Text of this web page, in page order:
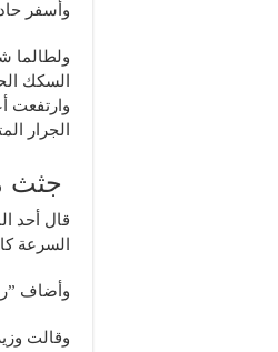
وأسفر حادث
ولطالما
السكك
وارتفعت
الجرار
جثث
قال أحد
السرعة
وأضاف